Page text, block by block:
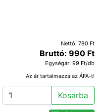
Nettó: 780 Ft
Bruttó: 990 Ft
Egységár: 99 Ft/db
Az ár tartalmazza az ÁFA-t!
Kosárba